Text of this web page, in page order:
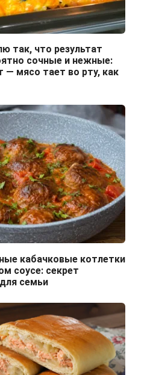
так, что результат
сочные и нежные:
— мясо тает во рту, как
кабачковые котлетки
соусе: секрет
семьи